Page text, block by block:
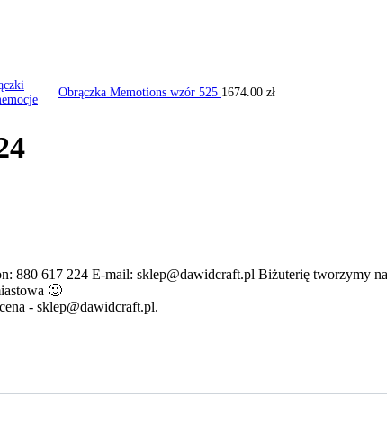
Obrączka Memotions wzór 525 1674.00 zł
880 617 224 E-mail: sklep@dawidcraft.pl Biżuterię tworzymy
🙂
- sklep@dawidcraft.pl.